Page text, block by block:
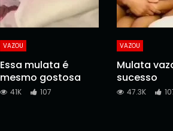
VAZOU
Essa mulata é
mesmo gostosa
41K 107
VAZOU
Mulata
sucesso
47.3K